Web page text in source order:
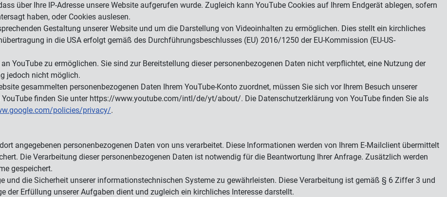
über Ihre IP-Adresse unsere Website aufgerufen wurde. Zugleich kann YouTube Cookies auf Ihrem Endgerät ablegen, sofern
haben, oder Cookies auslesen.
Gestaltung unserer Website und um die Darstellung von Videoinhalten zu ermöglichen. Dies stellt ein kirchliches
in die USA erfolgt gemäß des Durchführungsbeschlusses (EU) 2016/1250 der EU-Kommission (EU-US-
YouTube zu ermöglichen. Sie sind zur Bereitstellung dieser personenbezogenen Daten nicht verpflichtet, eine Nutzung der
jedoch nicht möglich.
gesammelten personenbezogenen Daten Ihrem YouTube-Konto zuordnet, müssen Sie sich vor Ihrem Besuch unserer
finden Sie unter https://www.youtube.com/intl/de/yt/about/. Die Datenschutzerklärung von YouTube finden Sie als
policies/privacy/.
angegebenen personenbezogenen Daten von uns verarbeitet. Diese Informationen werden von Ihrem E-Mailclient übermittelt
Die Verarbeitung dieser personenbezogenen Daten ist notwendig für die Beantwortung Ihrer Anfrage. Zusätzlich werden
gespeichert.
und die Sicherheit unserer informationstechnischen Systeme zu gewährleisten. Diese Verarbeitung ist gemäß § 6 Ziffer 3 und
der Erfüllung unserer Aufgaben dient und zugleich ein kirchliches Interesse darstellt.